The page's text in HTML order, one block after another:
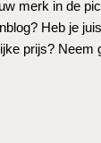
merk in de
Heb je
prijs? Neem